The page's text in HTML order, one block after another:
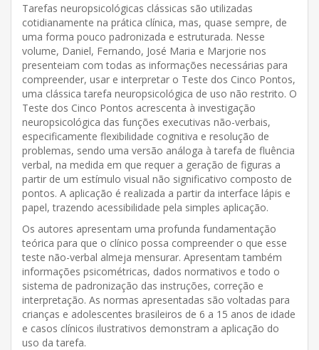
Tarefas neuropsicológicas clássicas são utilizadas
cotidianamente na prática clínica, mas, quase sempre, de
uma forma pouco padronizada e estruturada. Nesse
volume, Daniel, Fernando, José Maria e Marjorie nos
presenteiam com todas as informações necessárias para
compreender, usar e interpretar o Teste dos Cinco Pontos,
uma clássica tarefa neuropsicológica de uso não restrito. O
Teste dos Cinco Pontos acrescenta à investigação
neuropsicológica das funções executivas não-verbais,
especificamente flexibilidade cognitiva e resolução de
problemas, sendo uma versão análoga à tarefa de fluência
verbal, na medida em que requer a geração de figuras a
partir de um estímulo visual não significativo composto de
pontos. A aplicação é realizada a partir da interface lápis e
papel, trazendo acessibilidade pela simples aplicação.
Os autores apresentam uma profunda fundamentação
teórica para que o clínico possa compreender o que esse
teste não-verbal almeja mensurar. Apresentam também
informações psicométricas, dados normativos e todo o
sistema de padronização das instruções, correção e
interpretação. As normas apresentadas são voltadas para
crianças e adolescentes brasileiros de 6 a 15 anos de idade
e casos clínicos ilustrativos demonstram a aplicação do
uso da tarefa.